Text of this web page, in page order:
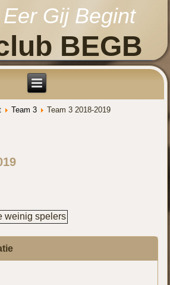
Gij Begint
BEGB
Team 3 Team 3 2018-2019
weinig spelers